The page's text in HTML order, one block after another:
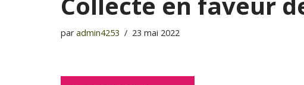
paradmin4253 23 mai 2022